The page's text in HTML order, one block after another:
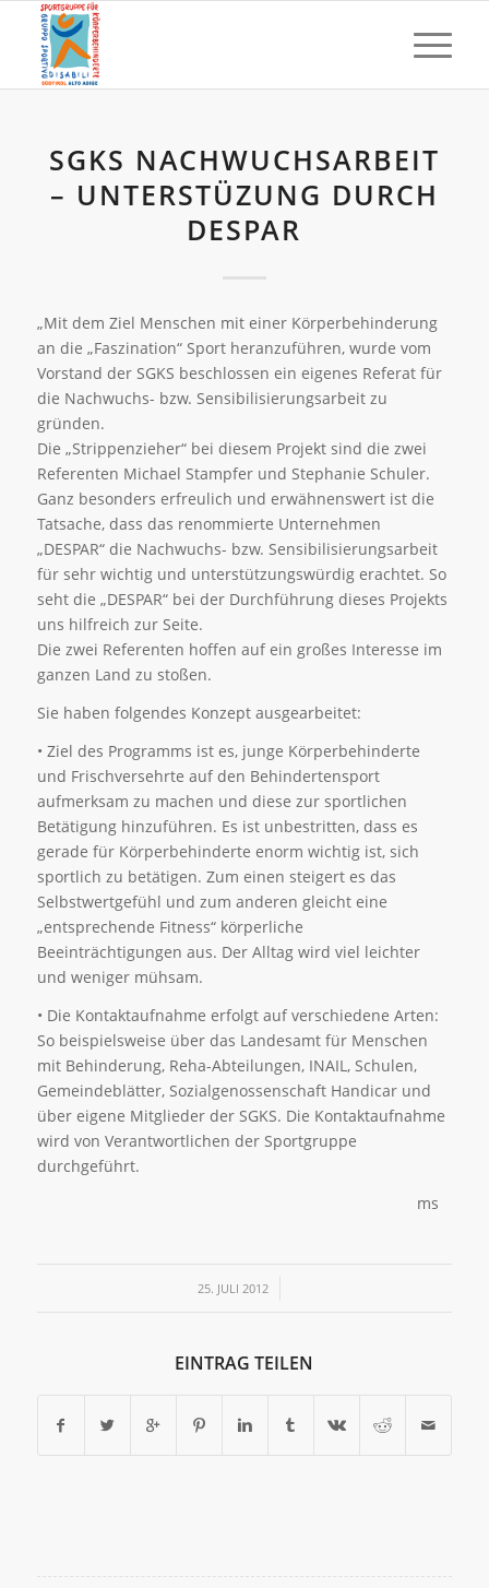
SGKS NACHWUCHSARBEIT
– UNTERSTÜZUNG DURCH
DESPAR
„Mit dem Ziel Menschen mit einer Körperbehinderung
an die „Faszination“ Sport heranzuführen, wurde vom
Vorstand der SGKS beschlossen ein eigenes Referat für
die Nachwuchs- bzw. Sensibilisierungsarbeit zu
gründen.
Die „Strippenzieher“ bei diesem Projekt sind die zwei
Referenten Michael Stampfer und Stephanie Schuler.
Ganz besonders erfreulich und erwähnenswert ist die
Tatsache, dass das renommierte Unternehmen
„DESPAR“ die Nachwuchs- bzw. Sensibilisierungsarbeit
für sehr wichtig und unterstützungswürdig erachtet. So
seht die „DESPAR“ bei der Durchführung dieses Projekts
uns hilfreich zur Seite.
Die zwei Referenten hoffen auf ein großes Interesse im
ganzen Land zu stoßen.
Sie haben folgendes Konzept ausgearbeitet:
• Ziel des Programms ist es, junge Körperbehinderte
und Frischversehrte auf den Behindertensport
aufmerksam zu machen und diese zur sportlichen
Betätigung hinzuführen. Es ist unbestritten, dass es
gerade für Körperbehinderte enorm wichtig ist, sich
sportlich zu betätigen. Zum einen steigert es das
Selbstwertgefühl und zum anderen gleicht eine
„entsprechende Fitness“ körperliche
Beeinträchtigungen aus. Der Alltag wird viel leichter
und weniger mühsam.
• Die Kontaktaufnahme erfolgt auf verschiedene Arten:
So beispielsweise über das Landesamt für Menschen
mit Behinderung, Reha-Abteilungen, INAIL, Schulen,
Gemeindeblätter, Sozialgenossenschaft Handicar und
über eigene Mitglieder der SGKS. Die Kontaktaufnahme
wird von Verantwortlichen der Sportgruppe
durchgeführt.
ms
25. JULI 2012
/
EINTRAG TEILEN